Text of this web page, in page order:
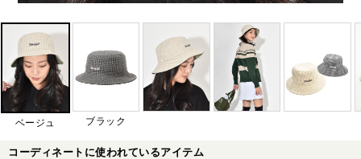
ベージュ ブラック
コーディネートに使われているアイテム